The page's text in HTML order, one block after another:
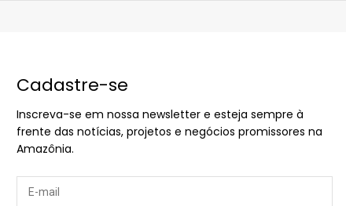
Cadastre-se
Inscreva-se em nossa newsletter e esteja sempre à
frente das notícias, projetos e negócios promissores na
Amazônia.